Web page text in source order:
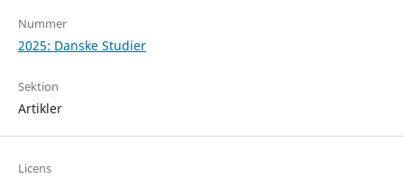
Nummer
2025: Danske Studier
Sektion
Artikler
Licens